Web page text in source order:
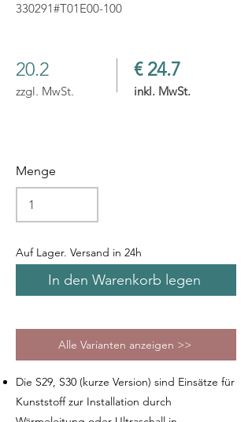
330291#T01E00-100
20.2
zzgl. MwSt.
€ 24.7
inkl. MwSt.
Menge
Auf Lager. Versand in 24h
In den Warenkorb legen
Alle Varianten anzeigen >>
Die S29, S30 (kurze Version) sind Einsätze für
Kunststoff zur Installation durch